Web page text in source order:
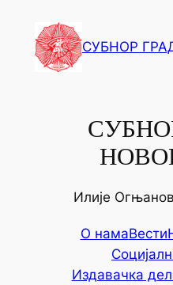
СУБНОР
Илије
О намаВести
Издавачка